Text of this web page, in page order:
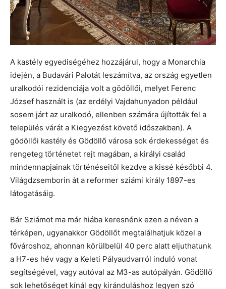
A kastély egyediségéhez hozzájárul, hogy a Monarchia
idején, a Budavári Palotát leszámítva, az ország egyetlen
uralkodói rezidenciája volt a gödöllői, melyet Ferenc
József használt is (az erdélyi Vajdahunyadon például
sosem járt az uralkodó, ellenben számára újították fel a
település várát a Kiegyezést követő időszakban). A
gödöllői kastély és Gödöllő városa sok érdekességet és
rengeteg történetet rejt magában, a királyi család
mindennapjainak történéseitől kezdve a kissé későbbi 4.
Világdzsemborin át a reformer sziámi király 1897-es
látogatásáig.
Bár Sziámot ma már hiába keresnénk ezen a néven a
térképen, ugyanakkor Gödöllőt megtalálhatjuk közel a
fővároshoz, ahonnan körülbelül 40 perc alatt eljuthatunk
a H7-es hév vagy a Keleti Pályaudvarról induló vonat
segítségével, vagy autóval az M3-as autópályán. Gödöllő
sok lehetőséget kínál egy kiránduláshoz legyen szó